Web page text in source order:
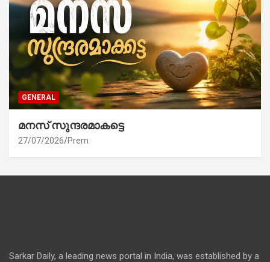
GENERAL
മനസ് സുന്ദരമാകട്ടെ
27/07/2026 Prem
Sarkar Daily, a leading news portal in India, was established by a